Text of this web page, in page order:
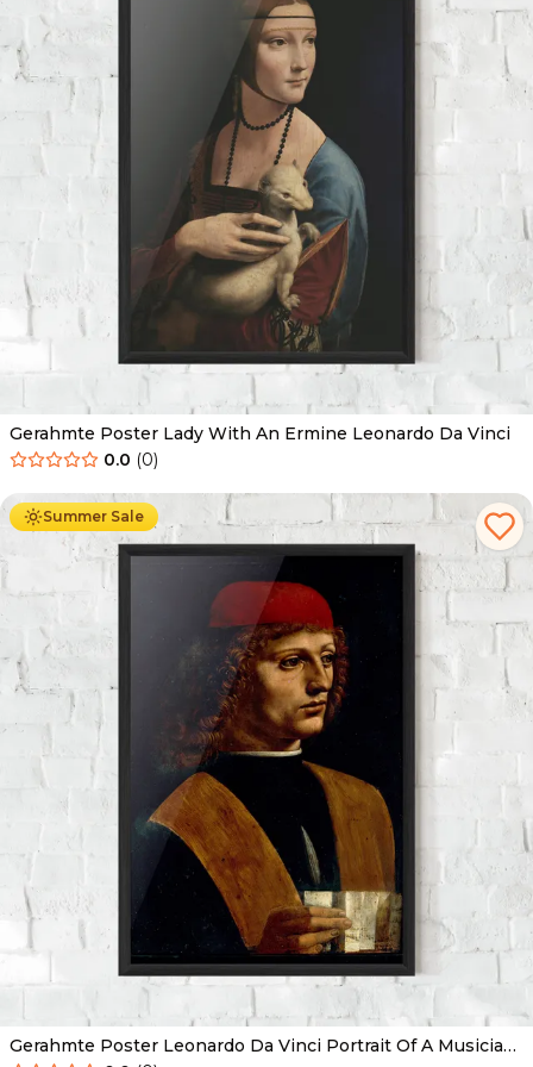
Gerahmte Poster Lady With An Ermine Leonardo Da Vinci
0.0 (0)
Summer Sale
Ab 49.90 € 29.90
Gerahmte Poster Leonardo Da Vinci Portrait Of A Musician